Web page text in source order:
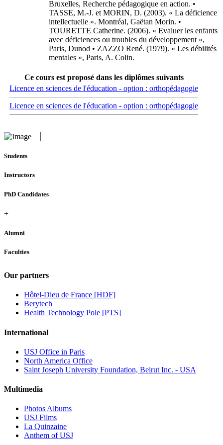
Bruxelles, Recherche pédagogique en action. •
TASSE, M.-J. et MORIN, D. (2003). « La déficience
intellectuelle ». Montréal, Gaëtan Morin. •
TOURETTE Catherine. (2006). « Evaluer les enfants
avec déficiences ou troubles du développement »,
Paris, Dunod • ZAZZO René. (1979). « Les débilités
mentales », Paris, A. Colin.
Ce cours est proposé dans les diplômes suivants
Licence en sciences de l'éducation - option : orthopédagogie
Licence en sciences de l'éducation - option : orthopédagogie
Students
Instructors
PhD Candidates
+
Alumni
Faculties
Our partners
Hôtel-Dieu de France [HDF]
Berytech
Health Technology Pole [PTS]
International
USJ Office in Paris
North America Office
Saint Joseph University Foundation, Beirut Inc. - USA
Multimedia
Photos Albums
USJ Films
La Quinzaine
Anthem of USJ